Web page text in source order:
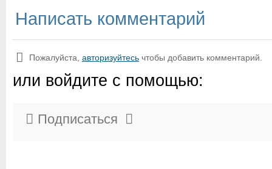
Написать комментарий
Пожалуйста, авторизуйтесь чтобы добавить комментарий.
или войдите с помощью:
Подписаться